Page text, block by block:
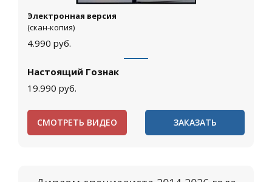
Электронная версия
(скан-копия)
4.990 руб.
Настоящий Гознак
19.990 руб.
СМОТРЕТЬ ВИДЕО ЗАКАЗАТЬ